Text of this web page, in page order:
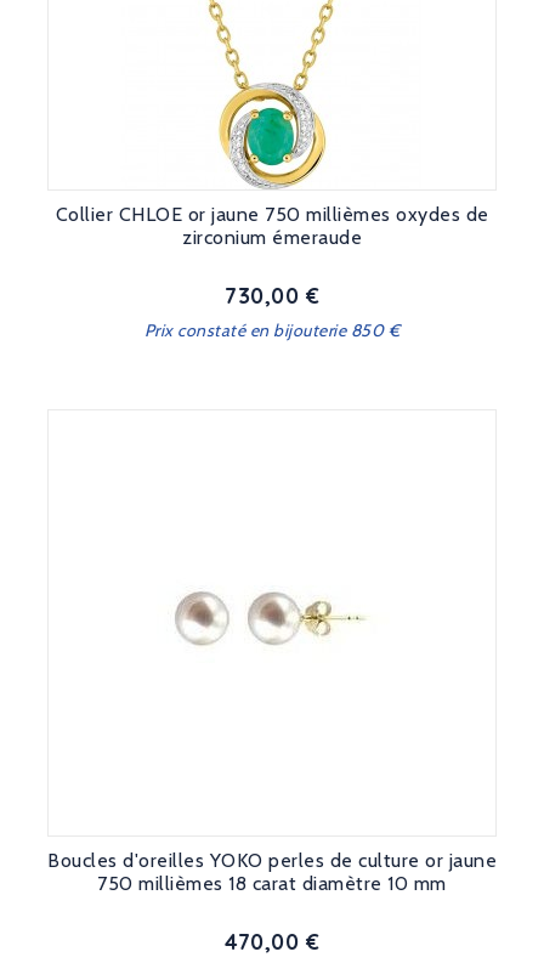
Collier CHLOE or jaune 750 millièmes oxydes de
zirconium émeraude
Prix
730,00 €
Prix constaté en bijouterie 850 €
Boucles d'oreilles YOKO perles de culture or jaune
750 millièmes 18 carat diamètre 10 mm
Prix
470,00 €